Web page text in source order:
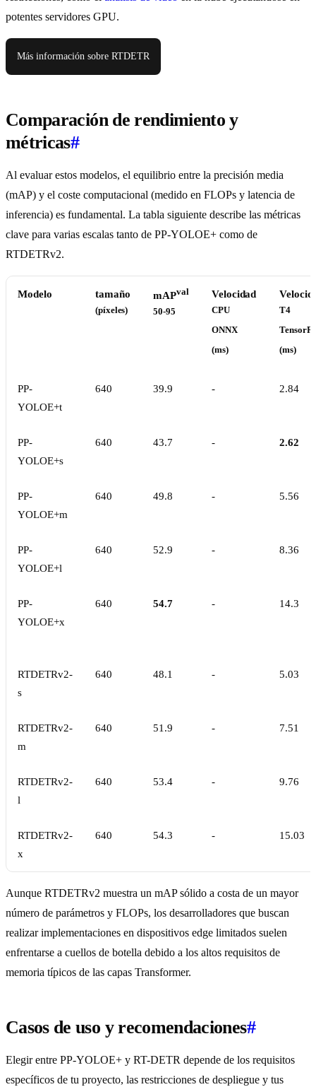
potentes servidores GPU.
Más información sobre RTDETR
Comparación de rendimiento y
métricas#
Al evaluar estos modelos, el equilibrio entre la precisión media
(mAP) y el coste computacional (medido en FLOPs y latencia de
inferencia) es fundamental. La tabla siguiente describe las métricas
clave para varias escalas tanto de PP-YOLOE+ como de
RTDETRv2.
Modelo tamaño
(píxeles)
mAPval
50-95
Velocidad
CPU
ONNX
(ms)
T4
(ms)
PP-
YOLOE+t
640 39.9 - 2.84
PP-
YOLOE+s
640 43.7 - 2.62
PP-
YOLOE+m
640 49.8 - 5.56
PP-
YOLOE+l
640 52.9 - 8.36
PP-
YOLOE+x
640 54.7 - 14.3
RTDETRv2-
s
640 48.1 - 5.03
RTDETRv2-
m
640 51.9 - 7.51
RTDETRv2-
l
640 53.4 - 9.76
RTDETRv2-
x
640 54.3 - 15.03
Aunque RTDETRv2 muestra un mAP sólido a costa de un mayor
número de parámetros y FLOPs, los desarrolladores que buscan
realizar implementaciones en dispositivos edge limitados suelen
enfrentarse a cuellos de botella debido a los altos requisitos de
memoria típicos de las capas Transformer.
Casos de uso y recomendaciones#
Elegir entre PP-YOLOE+ y RT-DETR depende de los requisitos
específicos de tu proyecto, las restricciones de despliegue y tus